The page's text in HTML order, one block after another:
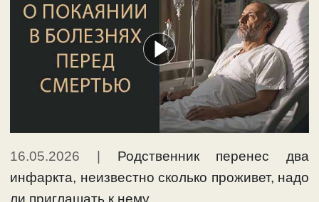
16.05.2026
Родственник перенес два
инфаркта, неизвестно сколько проживет, надо